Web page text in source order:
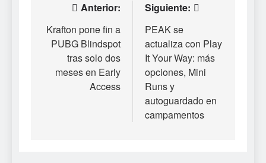
Navegación
de
entradas
Anterior:
Krafton pone fin a
PUBG Blindspot
tras solo dos
meses en Early
Access
Siguiente:
PEAK se
actualiza con Play
It Your Way: más
opciones, Mini
Runs y
autoguardado en
campamentos